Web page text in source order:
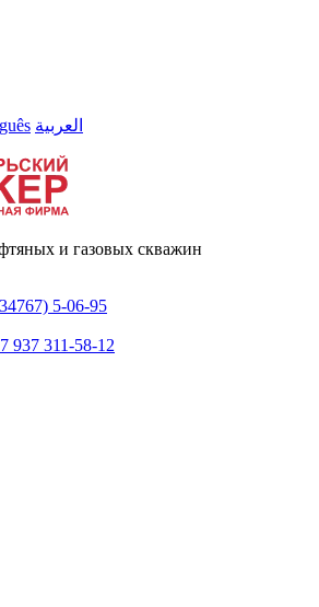
العربية
и газовых скважин
5-06-95
937 311-58-12